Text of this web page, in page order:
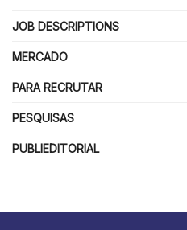
JOB DESCRIPTIONS
MERCADO
PARA RECRUTAR
PESQUISAS
PUBLIEDITORIAL